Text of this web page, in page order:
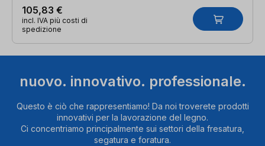
105,83 €
incl. IVA più costi di
spedizione
nuovo. innovativo. professionale.
Questo è ciò che rappresentiamo! Da noi troverete prodotti
innovativi per la lavorazione del legno.
Ci concentriamo principalmente sui settori della fresatura,
segatura e foratura.